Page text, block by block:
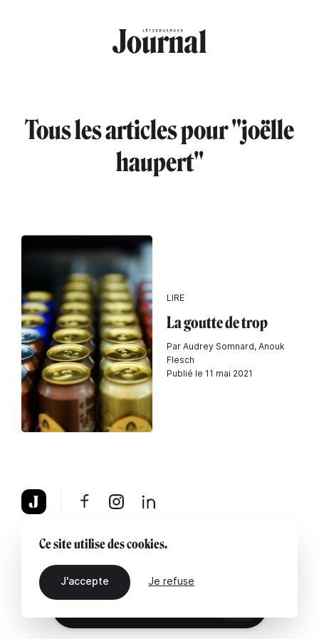
Tous les articles pour "joëlle
haupert"
LIRE
La goutte de trop
Par Audrey Somnard, Anouk
Flesch
Publié le 11 mai 2021
À propos Mentions légales Contactez-nous
Ce site utilise des cookies.
J'accepte Je refuse